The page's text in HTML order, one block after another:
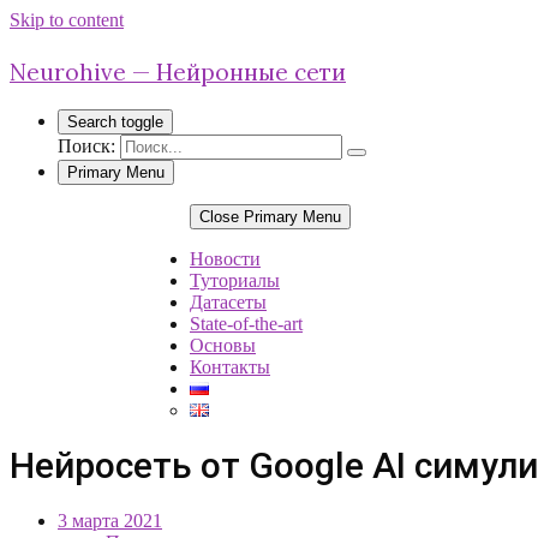
Skip to content
Neurohive — Нейронные сети
Search toggle
Поиск:
Primary Menu
Close Primary Menu
Новости
Туториалы
Датасеты
State-of-the-art
Основы
Контакты
Нейросеть от Google AI
3 марта 2021